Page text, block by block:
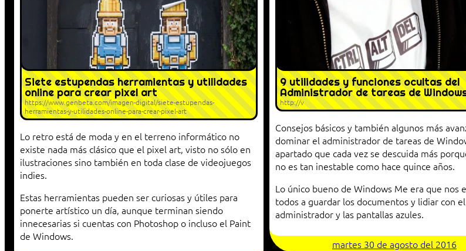
Siete estupendas herramientas y utilidades
online para crear pixel art
https://www.genbeta.com/imagen-digital/siete-estupendas-
herramientas-y-utilidades-online-para-crear-pixel-art
Lo retro está de moda y en el terreno informático no
existe nada más clásico que el pixel art, visto no sólo en
ilustraciones sino también en toda clase de videojuegos
indies.
Estas herramientas pueden ser curiosas y útiles para
ponerte artístico un día, aunque terminan siendo
innecesarias si cuentas con Photoshop o incluso el Paint
de Windows.
9 utilidades y funciones ocultas del
Administrador de tareas de
http://v
Consejos básicos y también algunos más
dominar el administrador de tareas de
apartado que cada vez se descuida más
no es tan inestable como hace quince años.
Lo único bueno de Windows Me era que nos
todos a guardar los documentos y lidiar con
administrador y las pantallas azules.
martes 30 de agosto del 2016